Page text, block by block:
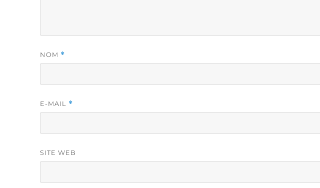
NOM *
E-MAIL *
SITE WEB